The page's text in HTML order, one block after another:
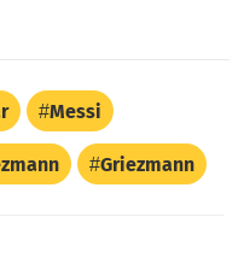
Messi
Griezmann